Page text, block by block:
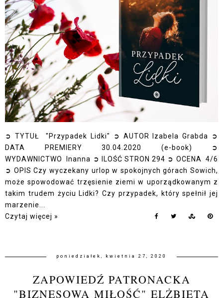
➲ TYTUŁ "Przypadek Lidki" ➲ AUTOR Izabela Grabda ➲
DATA PREMIERY 30.04.2020 (e-book) ➲
WYDAWNICTWO Inanna ➲ ILOŚĆ STRON 294 ➲ OCENA 4/6
➲ OPIS Czy wyczekany urlop w spokojnych górach Sowich,
może spowodować trzęsienie ziemi w uporządkowanym z
takim trudem życiu Lidki? Czy przypadek, który spełnił jej
marzenie...
Czytaj więcej »
poniedziałek, kwietnia 27, 2020
ZAPOWIEDŹ PATRONACKA
"BIZNESOWA MIŁOŚĆ" ELŻBIETA